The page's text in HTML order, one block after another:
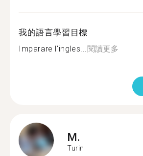
我的語言學習目標
Imparare l'ingles...閱讀更多
M.
Turin